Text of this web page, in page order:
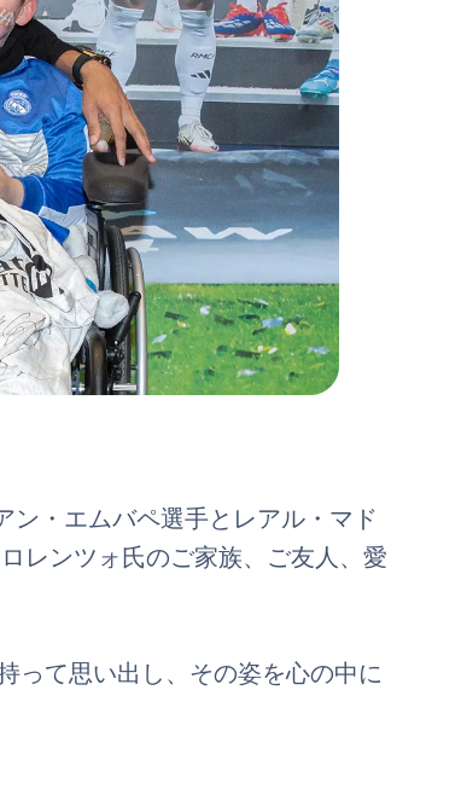
ン・エムバペ選手とレアル・マド
レンツォ氏のご家族、ご友人、愛
って思い出し、その姿を心の中に